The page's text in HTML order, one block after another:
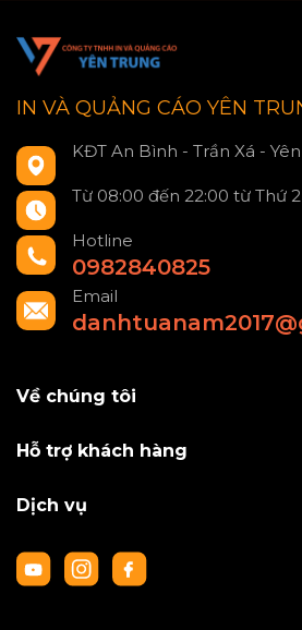
IN VÀ QUẢNG CÁO YÊN
KĐT An Bình - Trần Xá -
Từ 08:00 đến 22:00 từ Thứ
Hotline
0982840825
Email
Về chúng tôi
Hỗ trợ khách hàng
Dịch vụ